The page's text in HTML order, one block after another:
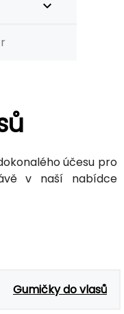
účesu pro
v naší nabídce
Gumičky do vlasů